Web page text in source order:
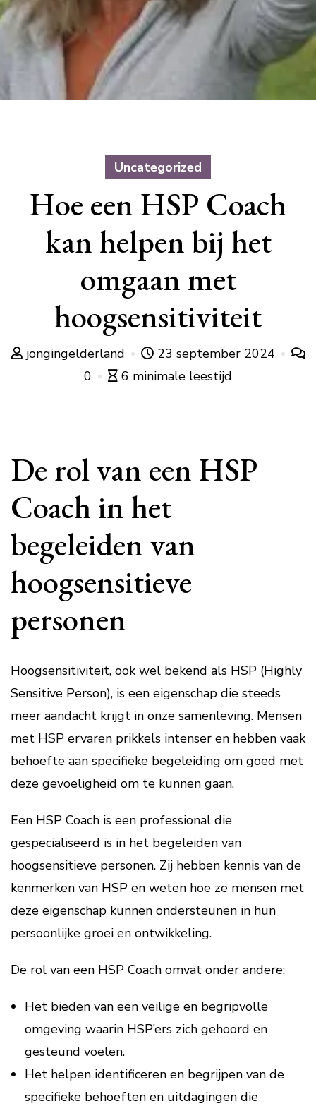
Uncategorized
Hoe een HSP Coach
kan helpen bij het
omgaan met
hoogsensitiviteit
jongingelderland
23 september 2024
0
6 minimale leestijd
De rol van een HSP
Coach in het
begeleiden van
hoogsensitieve
personen
Hoogsensitiviteit, ook wel bekend als HSP (Highly
Sensitive Person), is een eigenschap die steeds
meer aandacht krijgt in onze samenleving. Mensen
met HSP ervaren prikkels intenser en hebben vaak
behoefte aan specifieke begeleiding om goed met
deze gevoeligheid om te kunnen gaan.
Een HSP Coach is een professional die
gespecialiseerd is in het begeleiden van
hoogsensitieve personen. Zij hebben kennis van de
kenmerken van HSP en weten hoe ze mensen met
deze eigenschap kunnen ondersteunen in hun
persoonlijke groei en ontwikkeling.
De rol van een HSP Coach omvat onder andere:
Het bieden van een veilige en begripvolle
omgeving waarin HSP’ers zich gehoord en
gesteund voelen.
Het helpen identificeren en begrijpen van de
specifieke behoeften en uitdagingen die